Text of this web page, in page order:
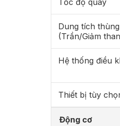
Tốc độ quay
Dung tích
(Trần/Giảm
Hệ thống điều
Thiết bị tùy
Động cơ